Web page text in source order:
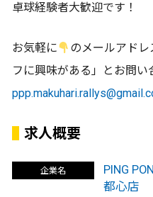
卓球経験者大歓迎です！
お気軽に
のメールアド
フに興味がある」とお問い
求人概要
企業名
PING
都心店